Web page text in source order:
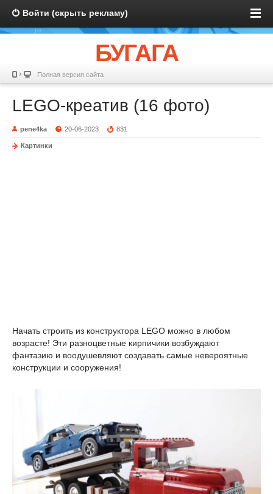
Войти (скрыть рекламу)
БУГАГА
Полная версия сайта
LEGO-креатив (16 фото)
pene4ka 20-06-2023 831
Картинки
Начать строить из конструктора LEGO можно в любом
возрасте! Эти разноцветные кирпичики возбуждают
фантазию и воодушевляют создавать самые невероятные
конструкции и сооружения!